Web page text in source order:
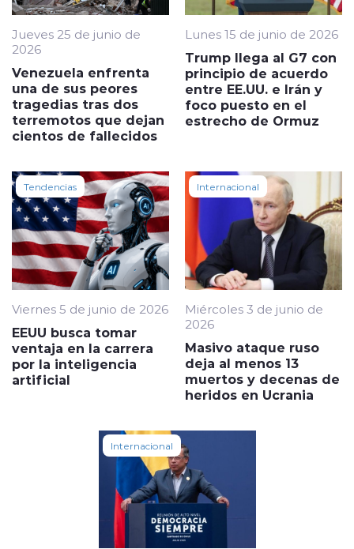
Jueves 25 de junio de
2026
Venezuela enfrenta
una de sus peores
tragedias tras dos
terremotos que dejan
cientos de fallecidos
Lunes 15 de junio de 2026
Trump llega al G7 con
principio de acuerdo
entre EE.UU. e Irán y
foco puesto en el
estrecho de Ormuz
Tendencias
Viernes 5 de junio de 2026
EEUU busca tomar
ventaja en la carrera
por la inteligencia
artificial
Internacional
Miércoles 3 de junio de
2026
Masivo ataque ruso
deja al menos 13
muertos y decenas de
heridos en Ucrania
Internacional